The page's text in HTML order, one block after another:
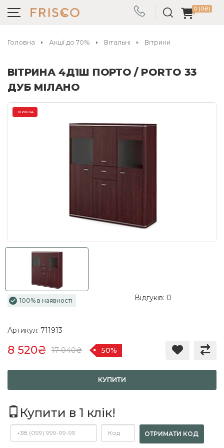
0 (0₴)
Головна Акції до 70% Вітальні Вітрини
ВІТРИНА 4Д1Ш ПОРТО / PORTO 33
ДУБ МІЛАНО
ЗНИЖКА
100% в наявності Відгуків: 0
Артикул: 711913
8 520₴ 17 040₴ 50%
КУПИТИ
Купити в 1 клік!
ОТРИМАТИ КОД